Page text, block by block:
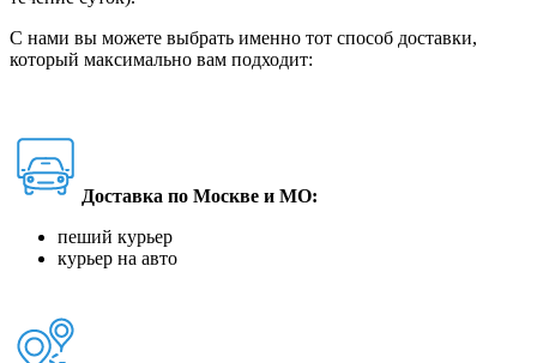
С нами вы можете выбрать именно тот способ доставки,
который максимально вам подходит:
Доставка по Москве и МО:
пеший курьер
курьер на авто